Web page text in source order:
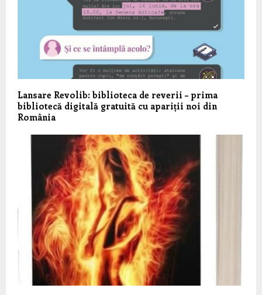
Lansare Revolib: biblioteca de reverii – prima
bibliotecă digitală gratuită cu apariții noi din
România